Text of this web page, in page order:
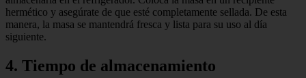
hermético y asegúrate de que esté completamente sellada. De esta
manera, la masa se mantendrá fresca y lista para su uso al día
siguiente.
4. Tiempo de almacenamiento